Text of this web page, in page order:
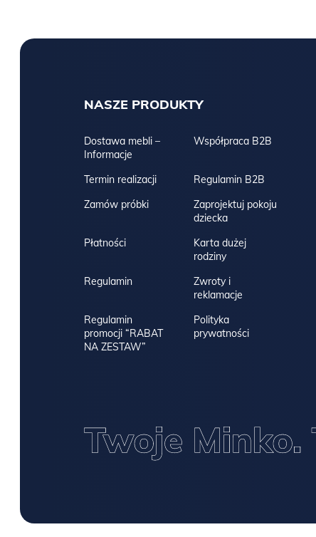
NASZE PRODUKTY
Dostawa mebli –
Informacje
Termin realizacji
Zamów próbki
Płatności
Regulamin
Regulamin
promocji “RABAT
NA ZESTAW”
Współpraca B2B
Regulamin B2B
Zaprojektuj pokoju
dziecka
Karta dużej
rodziny
Zwroty i
reklamacje
Polityka
prywatności